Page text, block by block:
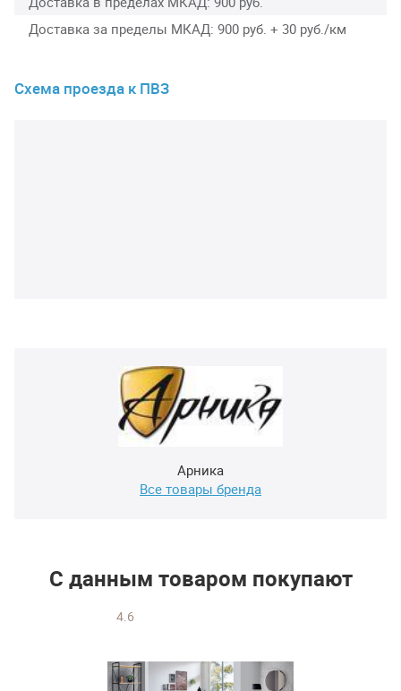
Доставка за пределы МКАД 900 руб. + 30 руб./км
Схема проезда к ПВЗ
Арника
Все товары бренда
С данным товаром покупают
4.6